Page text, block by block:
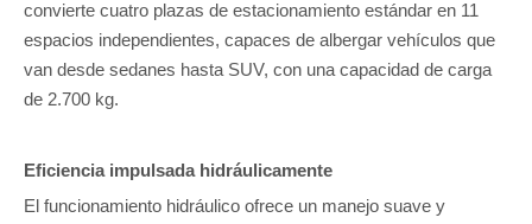
convierte cuatro plazas de estacionamiento estándar en 11
espacios independientes, capaces de albergar vehículos que
van desde sedanes hasta SUV, con una capacidad de carga
de 2.700 kg.
Eficiencia impulsada hidráulicamente
El funcionamiento hidráulico ofrece un manejo suave y